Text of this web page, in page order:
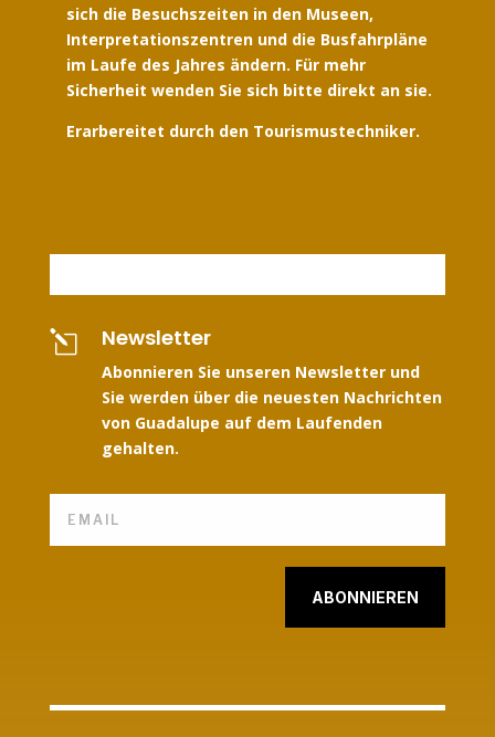
sich die Besuchszeiten in den Museen,
Interpretationszentren und die Busfahrpläne
im Laufe des Jahres ändern. Für mehr
Sicherheit wenden Sie sich bitte direkt an sie.
Erarbereitet durch den Tourismustechniker.
l Newsletter
Abonnieren Sie unseren Newsletter und
Sie werden über die neuesten Nachrichten
von Guadalupe auf dem Laufenden
gehalten.
ABONNIEREN